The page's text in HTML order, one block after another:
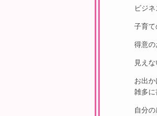
ビジ
子育て
得意
見え
お出
雑多に
自分